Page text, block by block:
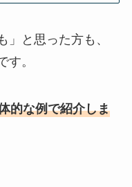
」と思った方も、
す。
的な例で紹介しま